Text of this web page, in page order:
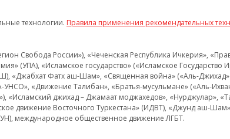
технологии. Правила применения рекомендательных
Свобода России»), «Чеченская Республика Ичкерия»,
(УПА), «Исламское государство» («Исламское
«Джабхат Фатх аш-Шам», «Священная война» («Аль-Джихад»
«Движение Талибан», «Братья-мусульмане» («Аль-
«Исламский джихад – Джамаат моджахедов», «Нурджулар»,
движение Восточного Туркестана» (ИДВТ), «Джунд аш-
международное общественное движение ЛГБТ.